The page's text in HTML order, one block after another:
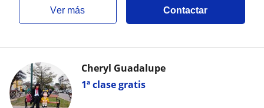
ver más Contactar
1ª clase gratis
Cheryl Guadalupe